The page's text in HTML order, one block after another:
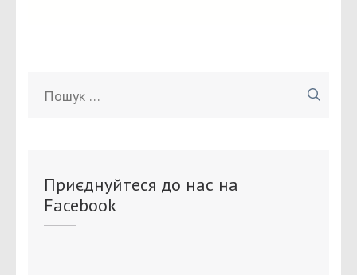
Приєднуйтеся до нас на
Facebook